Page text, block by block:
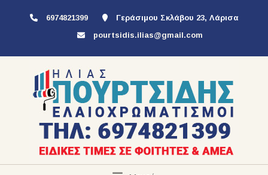
6974821399
Γεράσιμου Σκλάβου 23, Λάρισα
pourtsidis.ilias@gmail.com